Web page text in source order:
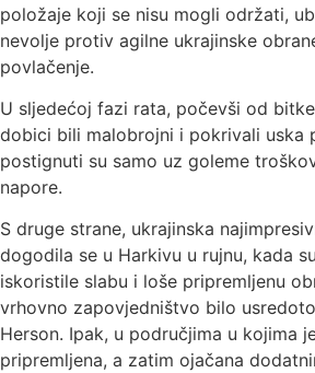
položaje koji se nisu mogli održati,
nevolje protiv agilne ukrajinske
povlačenje.
U sljedećoj fazi rata, počevši od
dobici bili malobrojni i pokrivali uska
postignuti su samo uz goleme
napore.
S druge strane, ukrajinska
dogodila se u Harkivu u rujnu, kada
iskoristile slabu i loše pripremljenu
vrhovno zapovjedništvo bilo
Herson. Ipak, u područjima u kojima
pripremljena, a zatim ojačana